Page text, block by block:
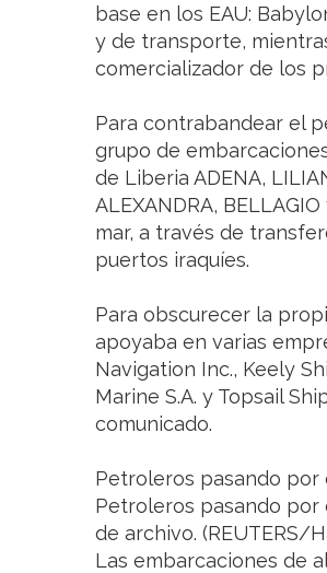
base en los EAU:
y de transporte,
comercializador de los
Para contrabandear el
grupo de
de Liberia ADENA,
ALEXANDRA,
mar, a través de
puertos iraquíes.
Para obscurecer la
apoyaba en varias
Navigation Inc., Keely
Marine S.A. y Topsail
comunicado.
Petroleros pasando por
Petroleros pasando por
de archivo. (REUTERS/
Las embarcaciones de